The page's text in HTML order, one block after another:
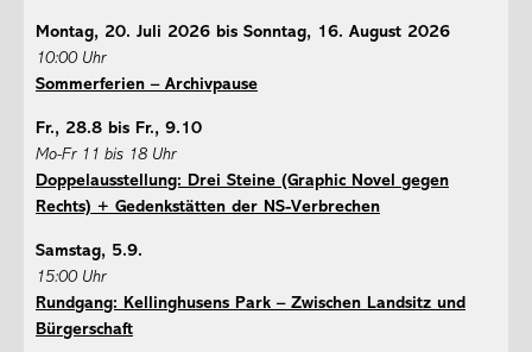
Montag, 20. Juli 2026 bis Sonntag, 16. August 2026
10:00 Uhr
Sommerferien – Archivpause
Fr., 28.8 bis Fr., 9.10
Mo-Fr 11 bis 18 Uhr
Doppelausstellung: Drei Steine (Graphic Novel gegen
Rechts) + Gedenkstätten der NS-Verbrechen
Samstag, 5.9.
15:00 Uhr
Rundgang: Kellinghusens Park – Zwischen Landsitz und
Bürgerschaft